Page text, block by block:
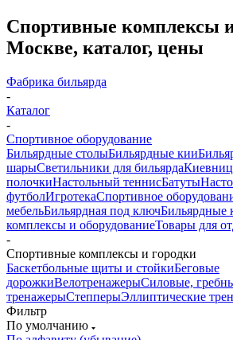
Спортивные комплексы
Москве, каталог, цены
Фабрика бильярда
-
Каталог
-
Спортивное оборудование
Бильярдные столыБильярдные кии
шарыСветильники для бильярда
полочкиНастольный теннисБатуты
футболИгротекаСпортивное
мебельБильярдная под ключБильярдные
комплексы и оборудованиеТовары для
-
Спортивные комплексы и городки
Баскетбольные щиты и стойкиБеговые
дорожкиВелотренажерыСиловые,
тренажерыСтепперыЭллиптические
Фильтр
По умолчанию